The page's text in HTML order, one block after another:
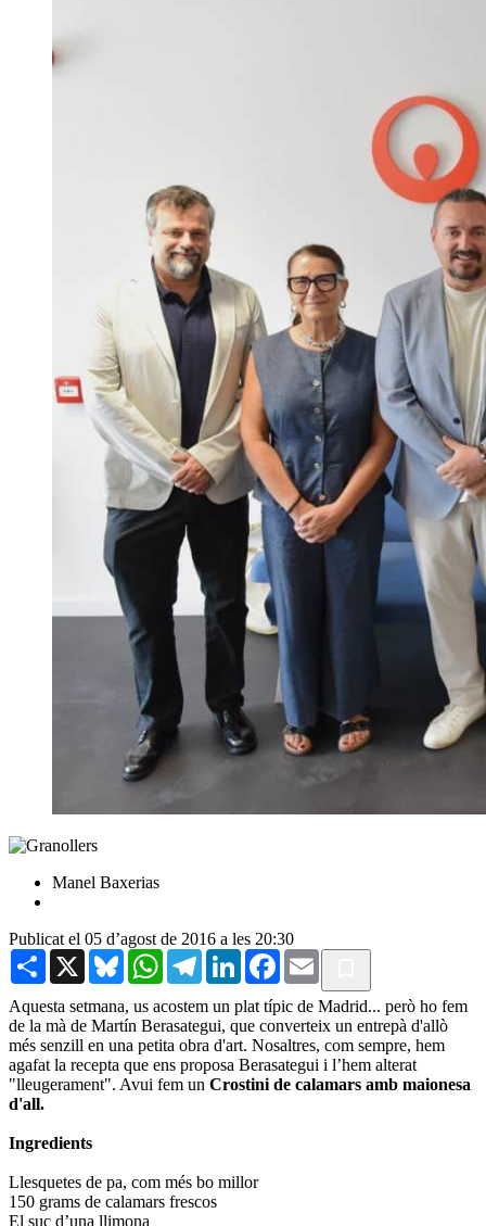
Manel Baxerias
Publicat el 05 d’agost de 2016 a les 20:30
Share X BlueskyWhatsAppTelegramLinkedInFacebook
Email
Aquesta setmana, us acostem un plat típic de Madrid... però ho fem
de la mà de Martín Berasategui, que converteix un entrepà d'allò
més senzill en una petita obra d'art. Nosaltres, com sempre, hem
agafat la recepta que ens proposa Berasategui i l’hem alterat
"lleugerament". Avui fem un Crostini de calamars amb maionesa
d'all.
Ingredients
Llesquetes de pa, com més bo millor
150 grams de calamars frescos
El suc d’una llimona